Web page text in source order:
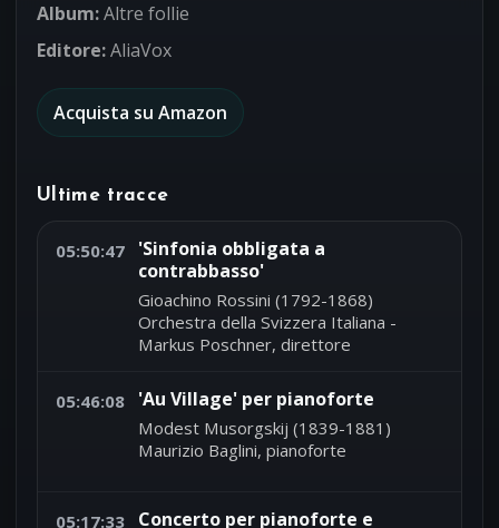
Album:Altre follie
Editore:AliaVox
Acquista su Amazon
Ultime tracce
05:50:47
'Sinfonia obbligata a
contrabbasso'
Gioachino Rossini (1792-1868)
Orchestra della Svizzera Italiana -
Markus Poschner, direttore
05:46:08 'Au Village' per pianoforte
Modest Musorgskij (1839-1881)
Maurizio Baglini, pianoforte
05:17:33 Concerto per pianoforte e